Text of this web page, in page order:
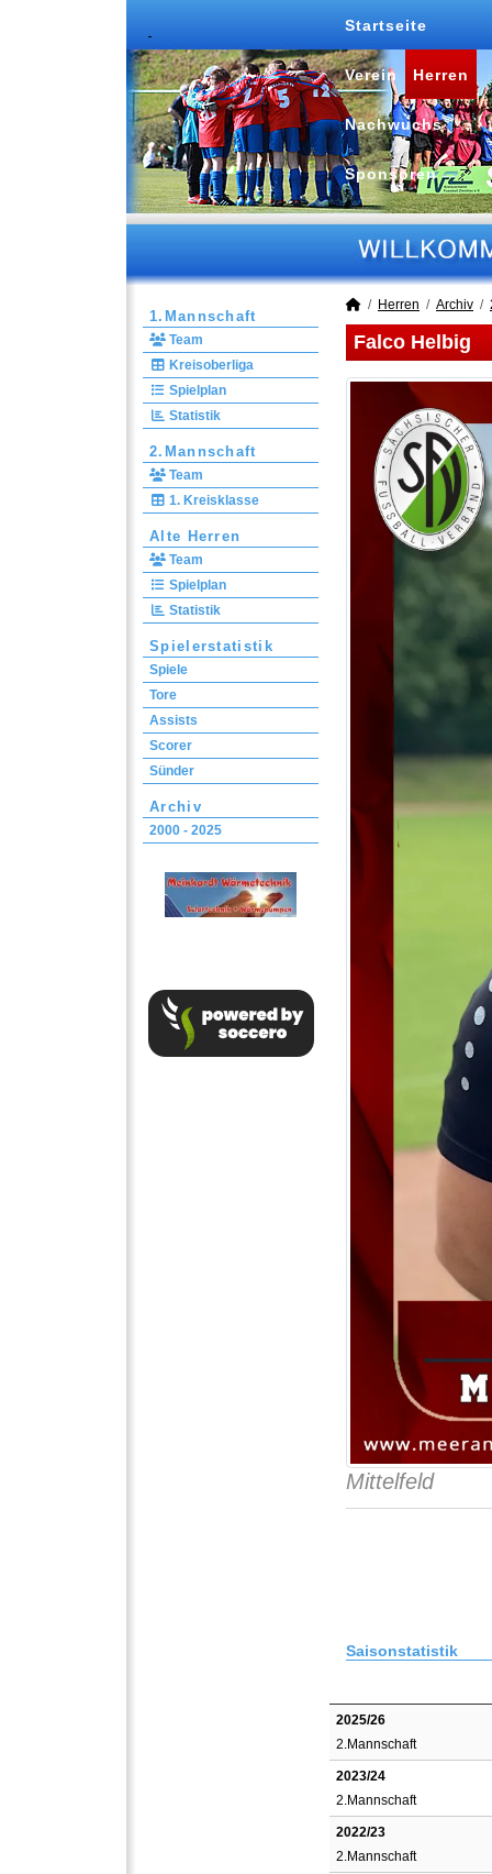
Startseite
Verein Herren
Nachwuchs
Sponsoren
1.Mannschaft
Team
Kreisoberliga
Spielplan
Statistik
2.Mannschaft
Team
1. Kreisklasse
Alte Herren
Team
Spielplan
Statistik
Spielerstatistik
Spiele
Tore
Assists
Scorer
Sünder
Archiv
2000 - 2025
Herren Archiv
Falco Helbig
Mittelfeld
Saisonstatistik
2025/26
2.Mannschaft
2023/24
2.Mannschaft
2022/23
2.Mannschaft